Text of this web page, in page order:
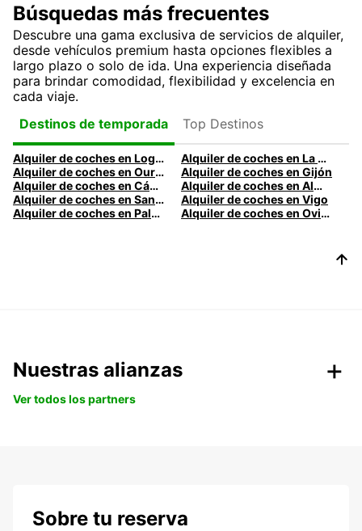
Búsquedas más frecuentes
Descubre una gama exclusiva de servicios de alquiler,
desde vehículos premium hasta opciones flexibles a
largo plazo o solo de ida. Una experiencia diseñada
para brindar comodidad, flexibilidad y excelencia en
cada viaje.
Destinos de temporada
Top Destinos
Alquiler de coches en Logroño
Alquiler de coches en La Coruña
Alquiler de coches en Ourense
Alquiler de coches en Gijón
Alquiler de coches en Cádiz
Alquiler de coches en Almería
Alquiler de coches en Santander
Alquiler de coches en Vigo
Alquiler de coches en Palma
Alquiler de coches en Oviedo
Nuestras alianzas
Ver todos los partners
Sobre tu reserva